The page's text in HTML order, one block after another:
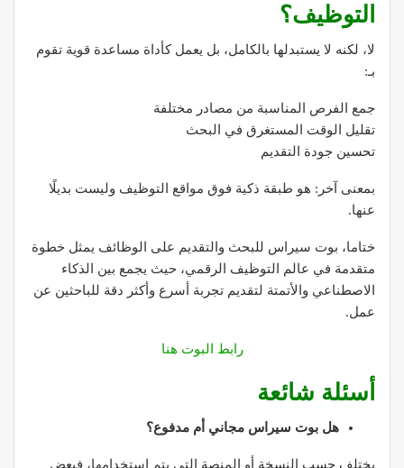
التوظيف؟
لا، لكنه لا يستبدلها بالكامل، بل يعمل كأداة مساعدة قوية تقوم
بـ:
جمع الفرص المناسبة من مصادر مختلفة
تقليل الوقت المستغرق في البحث
تحسين جودة التقديم
بمعنى آخر: هو طبقة ذكية فوق مواقع التوظيف وليست بديلًا
عنها.
ختاما، بوت سيراس للبحث والتقديم على الوظائف يمثل خطوة
متقدمة في عالم التوظيف الرقمي، حيث يجمع بين الذكاء
الاصطناعي والأتمتة لتقديم تجربة أسرع وأكثر دقة للباحثين عن
عمل.
رابط البوت هنا
أسئلة شائعة
هل بوت سيراس مجاني أم مدفوع؟
يختلف حسب النسخة أو المنصة التي يتم استخدامها، فبعض